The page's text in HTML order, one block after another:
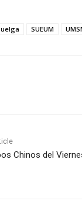
SUEUM
Chinos del